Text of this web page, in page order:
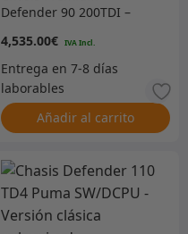
Defender 90 200TDI –
4,535.00€
Añadir al carrito